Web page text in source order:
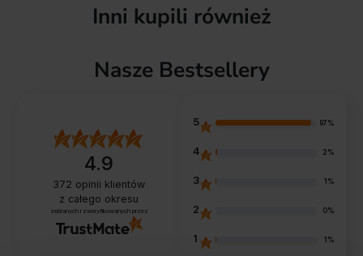
Inni kupili również
Nasze Bestsellery
4.9
372 opinii klientów
z całego okresu
zebranych i zweryfikowanych przez
5 97%
4 2%
3 1%
2 0%
1 1%